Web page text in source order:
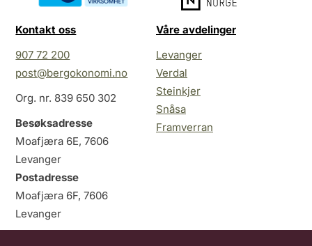
Kontakt oss
907 72 200
post@bergokonomi.no
Org. nr. 839 650 302
Besøksadresse
Moafjæra 6E, 7606
Levanger
Postadresse
Moafjæra 6F, 7606
Levanger
Våre avdelinger
Levanger
Verdal
Steinkjer
Snåsa
Framverran